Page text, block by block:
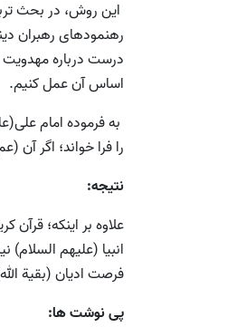
اين روش، در بحث
رهنمودهاى رهبران
درست درباره مهدويت
اساس آن عمل کنیم.
به فرموده امام
را فرا خواند؛ اگر آن
نتیجه:
علاوه بر اینکه؛
انبيا (علیهم
فرصت اديان (بقية
پی نوشت ها: